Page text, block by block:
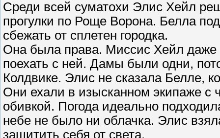
Среди всей суматохи Элис Хейл
прогулки по Роще Ворона. Белла
сбежать от сплетен городка.
Она была права. Миссис Хейл даже
поехать с ней. Дамы были одни,
Колдвике. Элис не сказала Белле,
Они ехали в изысканном экипаже с
обивкой. Погода идеально
небе не было ни облачка. Элис
защитить себя от света.